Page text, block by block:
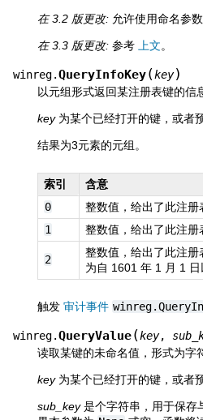
在 3.2 版更改: 允许使用命名参数
在 3.3 版更改: 参考 上文。
winreg.QueryInfoKey(key)
以元组形式返回某注册表键的信
key为某个已经打开的键，或者
结果为3元素的元组。
索引
含意
0
整数值，给出了此注册
1
整数值，给出了此注册
2
整数值，给出了此注
为自 1601 年 1 月 1 日
触发 审计事件
winreg.QueryValue(key,
读取某键的未命名值，形式为字
key为某个已经打开的键，或者
sub_key是个字符串，用于保存